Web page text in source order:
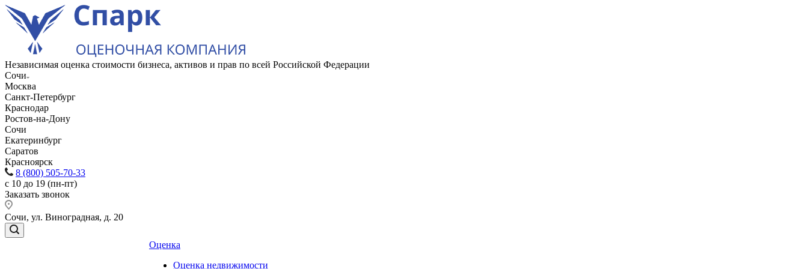
Независимая оценка стоимости бизнеса, активов и прав по всей Российской Федерации
Сочи
Москва
Санкт-Петербург
Краснодар
Ростов-на-Дону
Сочи
Екатеринбург
Саратов
Красноярск
8 (800) 505-70-33
с 10 до 19 (пн-пт)
Заказать звонок
Сочи, ул. Виноградная, д. 20
Оценка
Оценка недвижимости